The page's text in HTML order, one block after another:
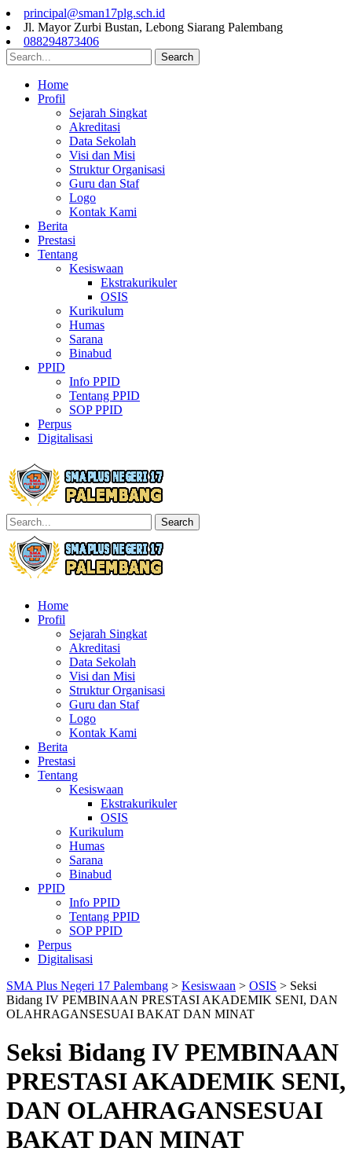
principal@sman17plg.sch.id
Jl. Mayor Zurbi Bustan, Lebong Siarang Palembang
088294873406
Search
Home
Profil
Sejarah Singkat
Akreditasi
Data Sekolah
Visi dan Misi
Struktur Organisasi
Guru dan Staf
Logo
Kontak Kami
Berita
Prestasi
Tentang
Kesiswaan
Ekstrakurikuler
OSIS
Kurikulum
Humas
Sarana
Binabud
PPID
Info PPID
Tentang PPID
SOP PPID
Perpus
Digitalisasi
Search
Home
Profil
Sejarah Singkat
Akreditasi
Data Sekolah
Visi dan Misi
Struktur Organisasi
Guru dan Staf
Logo
Kontak Kami
Berita
Prestasi
Tentang
Kesiswaan
Ekstrakurikuler
OSIS
Kurikulum
Humas
Sarana
Binabud
PPID
Info PPID
Tentang PPID
SOP PPID
Perpus
Digitalisasi
SMA Plus Negeri 17 Palembang > Kesiswaan > OSIS > Seksi
Bidang IV PEMBINAAN PRESTASI AKADEMIK SENI, DAN
OLAHRAGANSESUAI BAKAT DAN MINAT
Seksi Bidang IV PEMBINAAN
PRESTASI AKADEMIK SENI,
DAN OLAHRAGANSESUAI
BAKAT DAN MINAT